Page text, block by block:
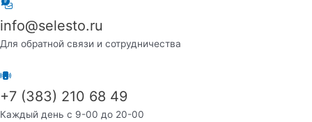
info@selesto.ru
Для обратной связи и сотрудничества
+7 (383) 210 68 49
Каждый день с 9-00 до 20-00